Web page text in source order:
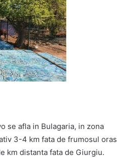
se afla in Bulagaria, in zona
3-4 km fata de frumosul oras
km distanta fata de Giurgiu.